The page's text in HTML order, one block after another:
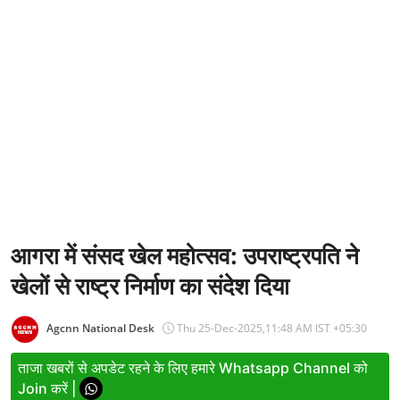
Business
Relationship
Education
Defence & Security
Environment
आगरा में संसद खेल महोत्सव: उपराष्ट्रपति ने
खेलों से राष्ट्र निर्माण का संदेश दिया
Agcnn National Desk Thu 25-Dec-2025,11:48 AM IST +05:30
ताजा खबरों से अपडेट रहने के लिए हमारे Whatsapp Channel को
Join करें |